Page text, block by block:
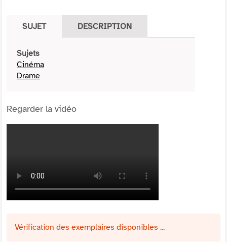
SUJET DESCRIPTION
Sujets
Cinéma
Drame
Regarder la vidéo
Vérification des exemplaires disponibles ...